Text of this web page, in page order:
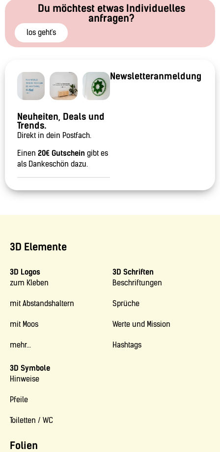
Du möchtest etwas Individuelles
anfragen?
los geht's
Neuheiten, Deals und
Trends.
Direkt in dein Postfach.
Einen 20€ Gutschein gibt es
als Dankeschön dazu.
Newsletteranmeldung
3D Elemente
Folien
3D Logos
zum Kleben
mit Abstandshaltern
mit Moos
mehr...
3D Schriften
Beschriftungen
Sprüche
Werte und Mission
Hashtags
3D Symbole
Hinweise
Pfeile
Toiletten / WC